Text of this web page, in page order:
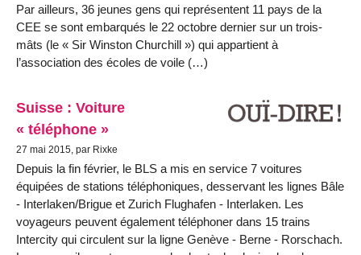
Par ailleurs, 36 jeunes gens qui représentent 11 pays de la
CEE se sont embarqués le 22 octobre dernier sur un trois-
mâts (le « Sir Winston Churchill ») qui appartient à
l’association des écoles de voile (…)
Suisse : Voiture
« téléphone »
27 mai 2015, par Rixke
Depuis la fin février, le BLS a mis en service 7 voitures
équipées de stations téléphoniques, desservant les lignes Bâle
- Interlaken/Brigue et Zurich Flughafen - Interlaken. Les
voyageurs peuvent également téléphoner dans 15 trains
Intercity qui circulent sur la ligne Genève - Berne - Rorschach.